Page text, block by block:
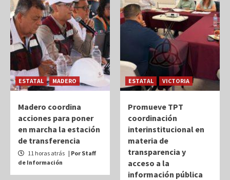
ESTATAL MADERO
Madero coordina
acciones para poner
en marcha la estación
de transferencia
11 horas atrás | Por Staff
de Información
ESTATAL VICTORIA
Promueve TPT
coordinación
interinstitucional en
materia de
transparencia y
acceso a la
información pública